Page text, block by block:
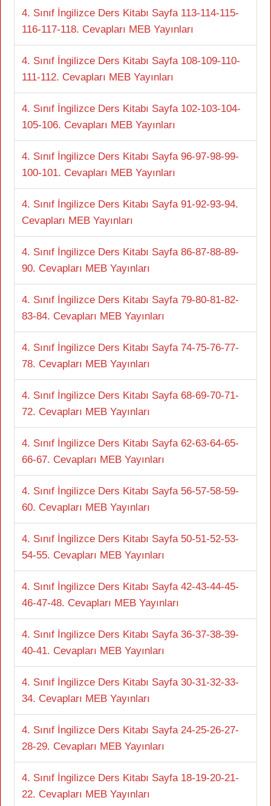
4. Sınıf İngilizce Ders Kitabı Sayfa 113-114-115-
116-117-118. Cevapları MEB Yayınları
4. Sınıf İngilizce Ders Kitabı Sayfa 108-109-110-
111-112. Cevapları MEB Yayınları
4. Sınıf İngilizce Ders Kitabı Sayfa 102-103-104-
105-106. Cevapları MEB Yayınları
4. Sınıf İngilizce Ders Kitabı Sayfa 96-97-98-99-
100-101. Cevapları MEB Yayınları
4. Sınıf İngilizce Ders Kitabı Sayfa 91-92-93-94.
Cevapları MEB Yayınları
4. Sınıf İngilizce Ders Kitabı Sayfa 86-87-88-89-
90. Cevapları MEB Yayınları
4. Sınıf İngilizce Ders Kitabı Sayfa 79-80-81-82-
83-84. Cevapları MEB Yayınları
4. Sınıf İngilizce Ders Kitabı Sayfa 74-75-76-77-
78. Cevapları MEB Yayınları
4. Sınıf İngilizce Ders Kitabı Sayfa 68-69-70-71-
72. Cevapları MEB Yayınları
4. Sınıf İngilizce Ders Kitabı Sayfa 62-63-64-65-
66-67. Cevapları MEB Yayınları
4. Sınıf İngilizce Ders Kitabı Sayfa 56-57-58-59-
60. Cevapları MEB Yayınları
4. Sınıf İngilizce Ders Kitabı Sayfa 50-51-52-53-
54-55. Cevapları MEB Yayınları
4. Sınıf İngilizce Ders Kitabı Sayfa 42-43-44-45-
46-47-48. Cevapları MEB Yayınları
4. Sınıf İngilizce Ders Kitabı Sayfa 36-37-38-39-
40-41. Cevapları MEB Yayınları
4. Sınıf İngilizce Ders Kitabı Sayfa 30-31-32-33-
34. Cevapları MEB Yayınları
4. Sınıf İngilizce Ders Kitabı Sayfa 24-25-26-27-
28-29. Cevapları MEB Yayınları
4. Sınıf İngilizce Ders Kitabı Sayfa 18-19-20-21-
22. Cevapları MEB Yayınları